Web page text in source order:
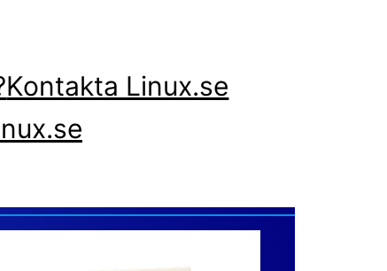
Kontakta Linux.se